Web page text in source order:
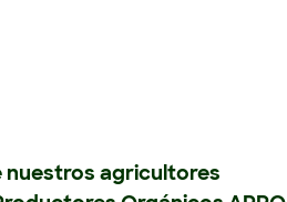
nuestros agricultores